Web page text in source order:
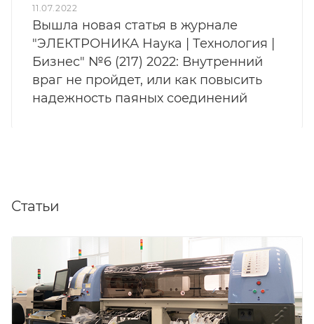
11.07.2022
Вышла новая статья в журнале
"ЭЛЕКТРОНИКА Наука | Технология |
Бизнес" №6 (217) 2022: Внутренний
враг не пройдет, или как повысить
надежность паяных соединений
Статьи